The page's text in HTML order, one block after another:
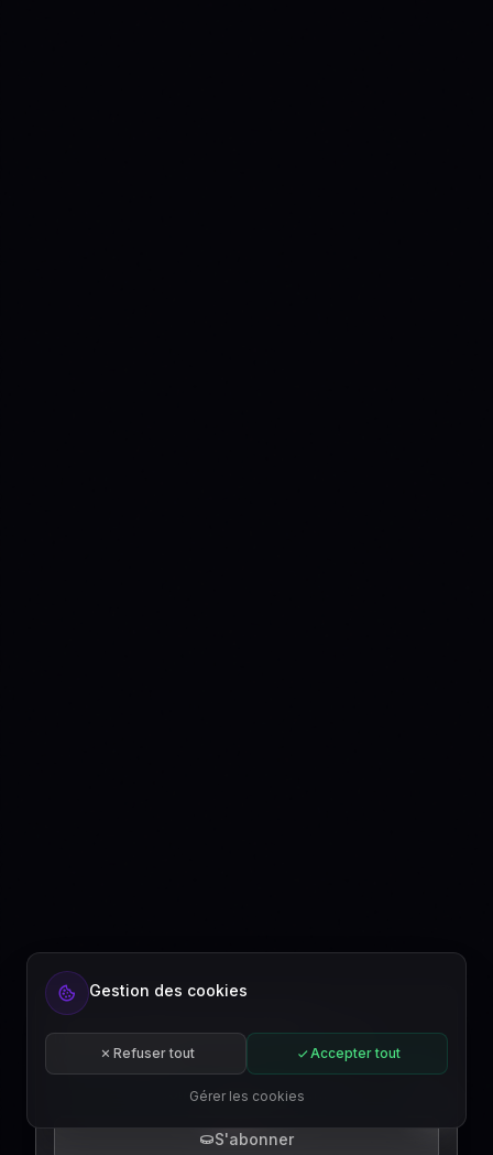
FR
Gestion des cookies
Refuser tout Accepter tout
Gérer les cookies
Inscrivez-vous gratuitement ou abonnez-
vous à un plan.
Commencer gratuitement